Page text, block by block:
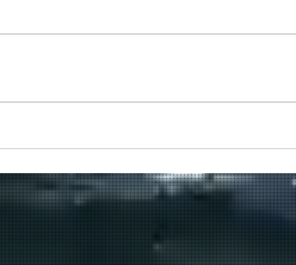
μεταφοράς μεταναστών από τη
Σούδα